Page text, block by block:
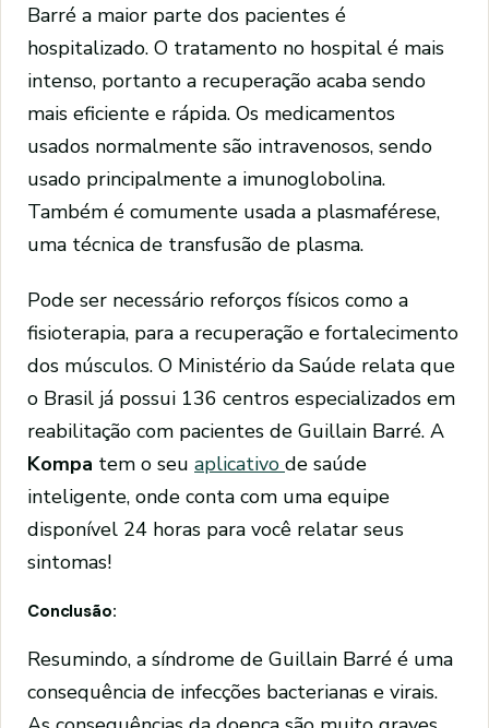
Barré a maior parte dos pacientes é
hospitalizado. O tratamento no hospital é mais
intenso, portanto a recuperação acaba sendo
mais eficiente e rápida. Os medicamentos
usados normalmente são intravenosos, sendo
usado principalmente a imunoglobolina.
Também é comumente usada a plasmaférese,
uma técnica de transfusão de plasma.
Pode ser necessário reforços físicos como a
fisioterapia, para a recuperação e fortalecimento
dos músculos. O Ministério da Saúde relata que
o Brasil já possui 136 centros especializados em
reabilitação com pacientes de Guillain Barré. A
Kompa tem o seu aplicativo de saúde
inteligente, onde conta com uma equipe
disponível 24 horas para você relatar seus
sintomas!
Conclusão:
Resumindo, a síndrome de Guillain Barré é uma
consequência de infecções bacterianas e virais.